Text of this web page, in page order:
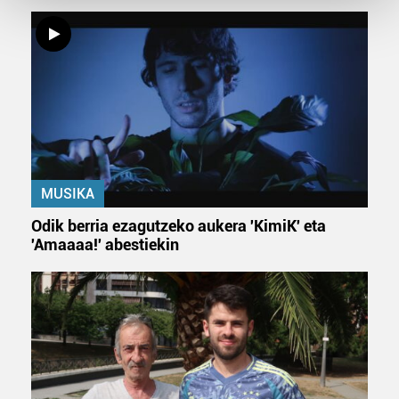
Guk eta gure bazkideek zure datu pertsonalak
prozesatzen ditugu, zure IP zenbakia, besteak beste,
teknologia erabiliz, cookieak adibidez, iragarki eta eduki
pertsonalizatuak eskaintzeko, iragarkiak eta edukia
neurtzeko, jendeari buruzko informazioa biltzeko eta
produktuak garatzeko. Zure datuak nork eta zertarako
erabiltzen dituen hauta dezakezu.
interes komertzial legitimoetan babesten dira. Ikusi gure
duten interes legitimoa eta horren aurka nola egin
dezakezun ikusteko.
Lortu zure datu pertsonalak prozesatzeko moduari
buruzko informazio gehiago eta ezarri zure lehentasunak
datuen atalean. Edozein unetan alda edo ken dezakezu
MUSIKA
Odik berria ezagutzeko aukera 'KimiK' eta
'Amaaaa!' abestiekin